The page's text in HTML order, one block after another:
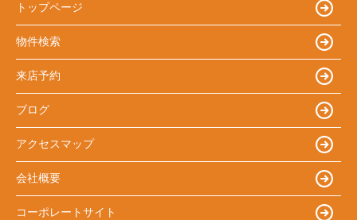
トップページ
物件検索
来店予約
ブログ
アクセスマップ
会社概要
コーポレートサイト